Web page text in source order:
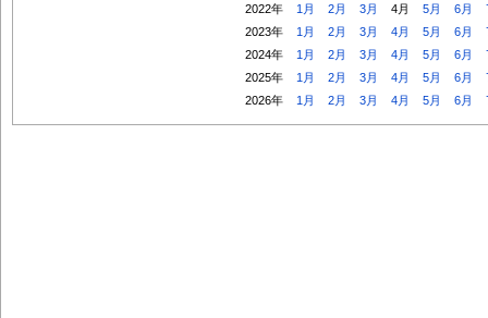
2022年
1月 2月 3月 4月 5月 6月
2023年
1月 2月 3月 4月 5月 6月
2024年
1月 2月 3月 4月 5月 6月
2025年
1月 2月 3月 4月 5月 6月
2026年
1月 2月 3月 4月 5月 6月